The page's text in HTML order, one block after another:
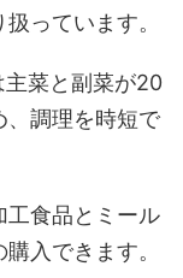
っています。
菜と副菜が20
、調理を時短で
工食品とミール
入できます。